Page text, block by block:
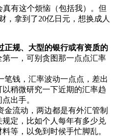
真有这个烦恼（包括我）。但
，拿到了20亿日元，想换成人
正规、大型的银行或有资质的
第一，可别贪图那一点点汇率
笔钱，汇率波动一点点，差出
稍微研究一下近期的汇率趋
出手。
金流动，两边都是有外汇管制
定，比如个人每年有多少兑
等，以免到时候手忙脚乱。